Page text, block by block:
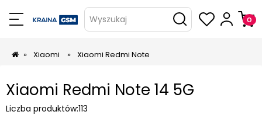
Wyszukaj
» Xiaomi » Xiaomi Redmi Note
Xiaomi Redmi Note 14 5G
Liczba produktów:113